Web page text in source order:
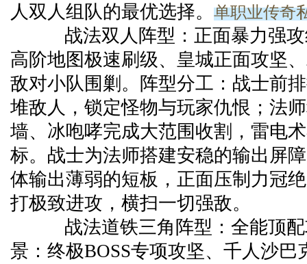
人双人组队的最优选择。 单职业传奇
战法双人阵型：正面暴力强攻
高阶地图极速刷级、皇城正面攻坚
敌对小队围剿。阵型分工：战士前
堆敌人，锁定怪物与玩家仇恨；法
墙、冰咆哮完成大范围收割，雷电
标。战士为法师搭建安稳的输出屏
体输出薄弱的短板，正面压制力冠
打极致进攻，横扫一切强敌。
战法道铁三角阵型：全能顶配
景：终极BOSS专项攻坚、千人沙巴